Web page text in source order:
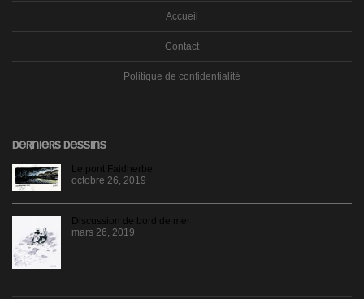
Accueil
Contact
Politique de confidentialité
DERNIERS DESSINS
Le pont Faidherbe
octobre 26, 2019
Discussion de bord de mer
mars 26, 2019